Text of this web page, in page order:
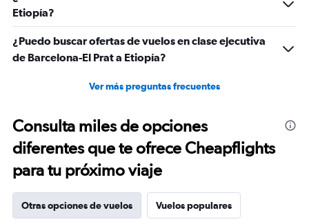
Etiopía?
¿Puedo buscar ofertas de vuelos en clase ejecutiva
de Barcelona-El Prat a Etiopía?
Ver más preguntas frecuentes
Consulta miles de opciones
diferentes que te ofrece Cheapflights
para tu próximo viaje
Otras opciones de vuelos Vuelos populares